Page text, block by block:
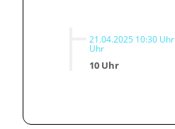
21.04.2025 10:30 Uhr
Uhr
10 Uhr